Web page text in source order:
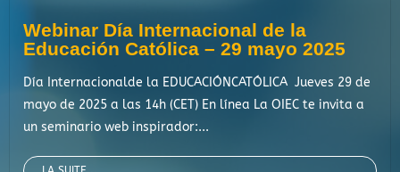
Webinar Día Internacional de la
Educación Católica – 29 mayo 2025
Día Internacionalde la EDUCACIÓNCATÓLICA Jueves 29 de
mayo de 2025 a las 14h (CET) En línea La OIEC te invita a
un seminario web inspirador:...